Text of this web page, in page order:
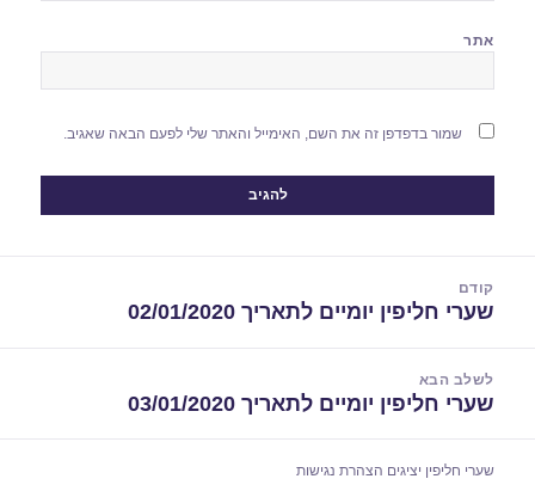
אתר
שמור בדפדפן זה את השם, האימייל והאתר שלי לפעם הבאה שאגיב.
קודם
הפוסט
שערי חליפין יומיים לתאריך 02/01/2020
לשלב הבא
הפוסט
שערי חליפין יומיים לתאריך 03/01/2020
שערי חליפין יציגים הצהרת נגישות